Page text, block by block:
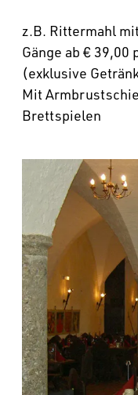
z.B. Rittermahl
Gänge ab € 39,00
(exklusive
Mit
Brettspielen